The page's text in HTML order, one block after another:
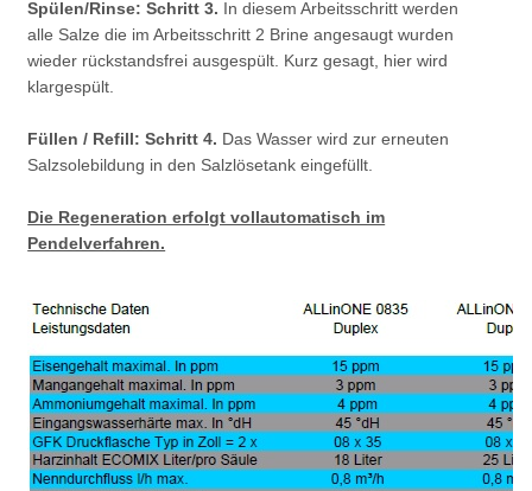
Spülen/Rinse: Schritt 3. In diesem Arbeitsschritt werden
alle Salze die im Arbeitsschritt 2 Brine angesaugt wurden
wieder rückstandsfrei ausgespült. Kurz gesagt, hier wird
klargespült.
Füllen / Refill: Schritt 4. Das Wasser wird zur erneuten
Salzsolebildung in den Salzlösetank eingefüllt.
Die Regeneration erfolgt vollautomatisch im
Pendelverfahren.